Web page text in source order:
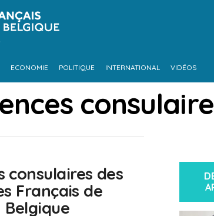
ECONOMIE POLITIQUE INTERNATIONAL VIDÉOS
consulaires des
Français de
Belgique